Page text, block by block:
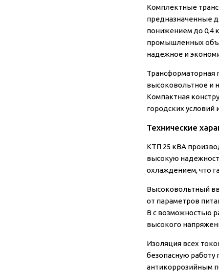
Комплектные
предназначенные
понижением до 0,4
промышленных
надежное и
Трансформаторная
высоковольтное и
Компактная
городских условий
Технические
КТП 25 кВА
высокую
охлаждением, что
Высоковольтный
от параметров
В с возможностью
высокого
Изоляция всех
безопасную работу
антикоррозийным